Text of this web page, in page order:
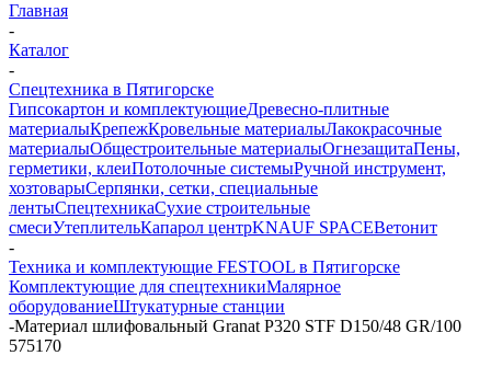
Главная
-
Каталог
-
Спецтехника в Пятигорске
Гипсокартон и комплектующиеДревесно-плитные
материалыКрепежКровельные материалыЛакокрасочные
материалыОбщестроительные материалыОгнезащитаПены,
герметики, клеиПотолочные системыРучной инструмент,
хозтоварыСерпянки, сетки, специальные
лентыСпецтехникаСухие строительные
смесиУтеплительКапарол центрKNAUF SPACEВетонит
-
Техника и комплектующие FESTOOL в Пятигорске
Комплектующие для спецтехникиМалярное
оборудованиеШтукатурные станции
-Материал шлифовальный Granat P320 STF D150/48 GR/100
575170